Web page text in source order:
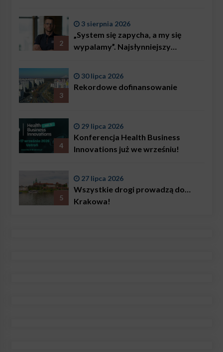
2
3 sierpnia 2026
„System się zapycha, a my się
wypalamy”. Najsłynniejszy
problemem są nie tylko choroby
3
30 lipca 2026
Rekordowe dofinansowanie
4
29 lipca 2026
Konferencja Health Business
Innovations już we wrześniu!
5
27 lipca 2026
Wszystkie drogi prowadzą do…
Krakowa!